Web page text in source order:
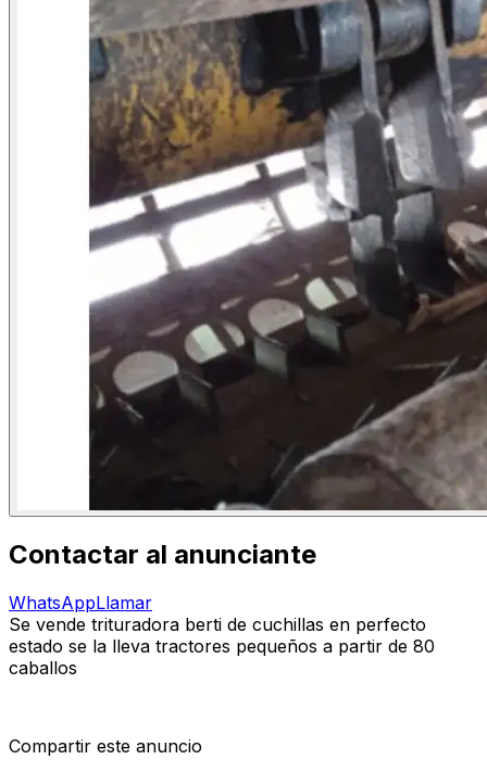
Contactar al anunciante
WhatsAppLlamar
Se vende trituradora berti de cuchillas en perfecto
estado se la lleva tractores pequeños a partir de 80
caballos
Compartir este anuncio